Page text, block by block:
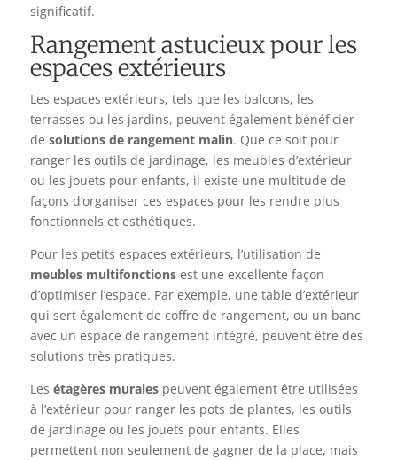
significatif.
Rangement astucieux pour les
espaces extérieurs
Les espaces extérieurs, tels que les balcons, les
terrasses ou les jardins, peuvent également bénéficier
de solutions de rangement malin. Que ce soit pour
ranger les outils de jardinage, les meubles d’extérieur
ou les jouets pour enfants, il existe une multitude de
façons d’organiser ces espaces pour les rendre plus
fonctionnels et esthétiques.
Pour les petits espaces extérieurs, l’utilisation de
meubles multifonctionsest une excellente façon
d’optimiser l’espace. Par exemple, une table d’extérieur
qui sert également de coffre de rangement, ou un banc
avec un espace de rangement intégré, peuvent être des
solutions très pratiques.
Les étagères muralespeuvent également être utilisées
à l’extérieur pour ranger les pots de plantes, les outils
de jardinage ou les jouets pour enfants. Elles
permettent non seulement de gagner de la place, mais